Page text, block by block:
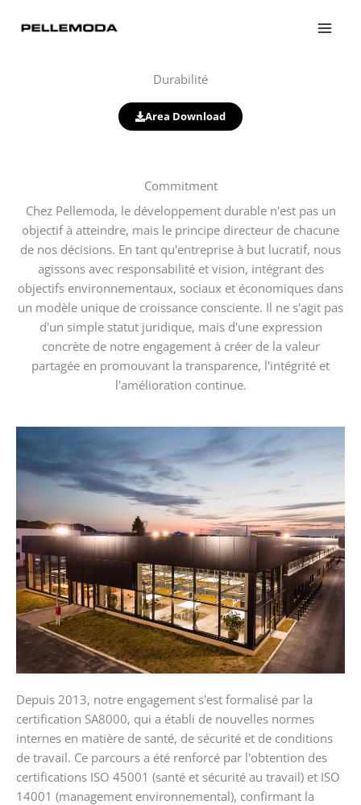
Durabilité
Area Download
Commitment​​
Chez Pellemoda, le développement durable n'est pas un
objectif à atteindre, mais le principe directeur de chacune
de nos décisions. En tant qu'entreprise à but lucratif, nous
agissons avec responsabilité et vision, intégrant des
objectifs environnementaux, sociaux et économiques dans
un modèle unique de croissance consciente. Il ne s'agit pas
d'un simple statut juridique, mais d'une expression
concrète de notre engagement à créer de la valeur
partagée en promouvant la transparence, l'intégrité et
l'amélioration continue.
Depuis 2013, notre engagement s'est formalisé par la
certification SA8000, qui a établi de nouvelles normes
internes en matière de santé, de sécurité et de conditions
de travail. Ce parcours a été renforcé par l'obtention des
certifications ISO 45001 (santé et sécurité au travail) et ISO
14001 (management environnemental), confirmant la